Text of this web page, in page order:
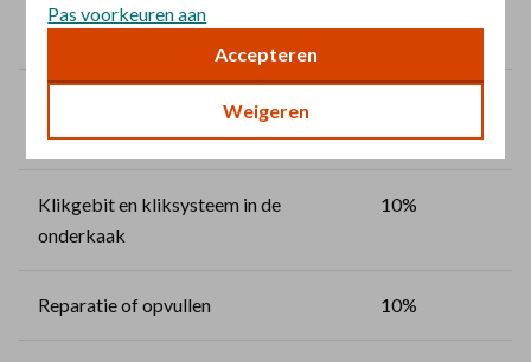
bijdrage
Klikgebit en kliksysteem in de
bovenkaak
Klikgebit en kliksysteem in de
onderkaak
10%
Reparatie of opvullen 10%
Pas voorkeuren aan
Accepteren
Weigeren